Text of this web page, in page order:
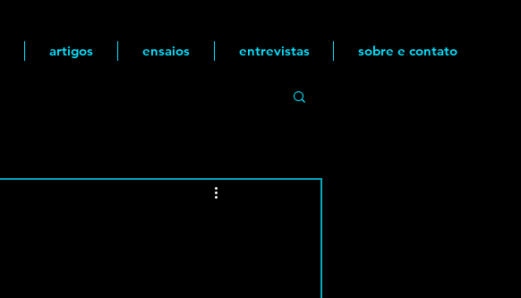
artigos ensaios entrevistas sobre e contato